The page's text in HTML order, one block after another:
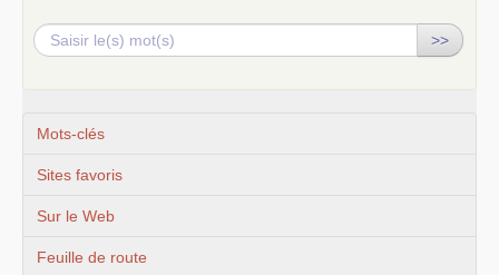
>>
Mots-clés
Sites favoris
Sur le Web
Feuille de route